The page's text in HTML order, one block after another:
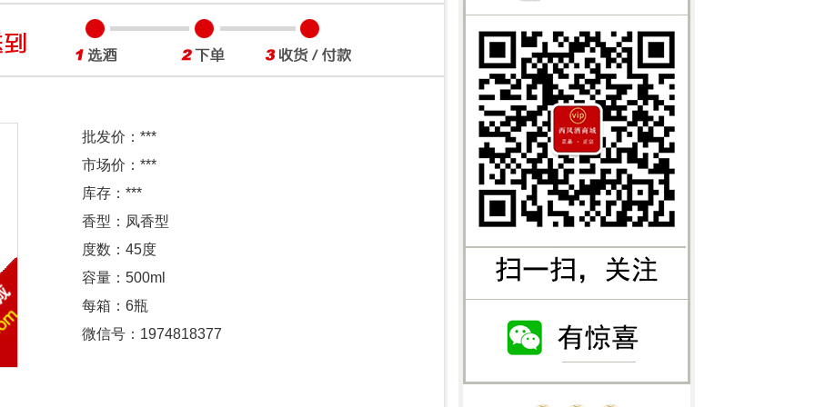
批发价： ***
市场价： ***
库存： ***
香型：凤香型
度数：45度
容量：500ml
每箱：6瓶
微信号：1974818377